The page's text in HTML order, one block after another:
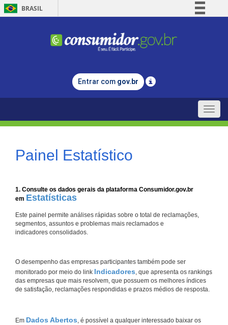
BRASIL
Comunica BR
Legislação
Entrar com gov.br
Toggle
Painel Estatístico
1. Consulte os dados gerais da plataforma Consumidor.gov.br
em Estatísticas
Este painel permite análises rápidas sobre o total de reclamações,
segmentos, assuntos e problemas mais reclamados e
indicadores consolidados.
O desempenho das empresas participantes também pode ser
monitorado por meio do link Indicadores, que apresenta os rankings
das empresas que mais resolvem, que possuem os melhores índices
de satisfação, reclamações respondidas e prazos médios de resposta.
Em Dados Abertos, é possível a qualquer interessado baixar os